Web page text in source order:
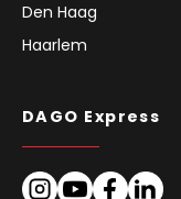
Den Haag
Haarlem
DAGO Express